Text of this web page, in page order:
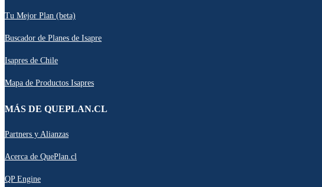
Tu Mejor Plan (beta)
Buscador de Planes de Isapre
Isapres de Chile
Mapa de Productos Isapres
MÁS DE QUEPLAN.CL
Partners y Alianzas
Acerca de QuePlan.cl
QP Engine